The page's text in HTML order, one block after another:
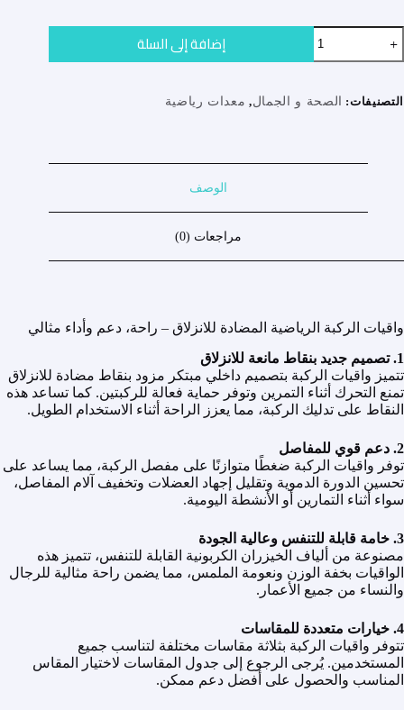
كمية
Genouillère
en
pour
hommes
إضافة إلى السلة
التصنيفات: الصحة و الجمال, معدات رياضية
الوصف
مراجعات (0)
واقيات الركبة الرياضية المضادة للانزلاق – راحة، دعم وأداء مثالي
1. تصميم جديد بنقاط مانعة للانزلاق
تتميز واقيات الركبة بتصميم داخلي مبتكر مزود بنقاط مضادة للانزلاق
تمنع التحرك أثناء التمرين وتوفر حماية فعالة للركبتين. كما تساعد هذه
النقاط على تدليك الركبة، مما يعزز الراحة أثناء الاستخدام الطويل.
2. دعم قوي للمفاصل
توفر واقيات الركبة ضغطًا متوازنًا على مفصل الركبة، مما يساعد على
تحسين الدورة الدموية وتقليل إجهاد العضلات وتخفيف آلام المفاصل،
سواء أثناء التمارين أو الأنشطة اليومية.
3. خامة قابلة للتنفس وعالية الجودة
مصنوعة من ألياف الخيزران الكربونية القابلة للتنفس، تتميز هذه
الواقيات بخفة الوزن ونعومة الملمس، مما يضمن راحة مثالية للرجال
والنساء من جميع الأعمار.
4. خيارات متعددة للمقاسات
تتوفر واقيات الركبة بثلاثة مقاسات مختلفة لتناسب جميع
المستخدمين. يُرجى الرجوع إلى جدول المقاسات لاختيار المقاس
المناسب والحصول على أفضل دعم ممكن.